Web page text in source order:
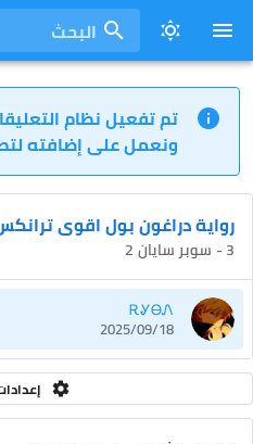
البحث
تم تفعيل نظام
ونعمل على إضافته
رواية دراغون بول اقوى
3 - سوبر سايان 2
ᎡᎽᎾᏁ
2025/09/18